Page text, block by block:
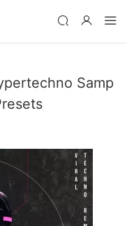
Samp